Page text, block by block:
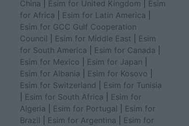
China
Esim for United Kingdom
Esim
for Africa
Esim for Latin America
Esim for GCC Gulf Cooperation
Council
Esim for Middle East
Esim
for South America
Esim for Canada
Esim for Mexico
Esim for Japan
Esim for Albania
Esim for Kosovo
Esim for Switzerland
Esim for Tunisia
Esim for South Africa
Esim for
Algeria
Esim for Portugal
Esim for
Brazil
Esim for Argentina
Esim for